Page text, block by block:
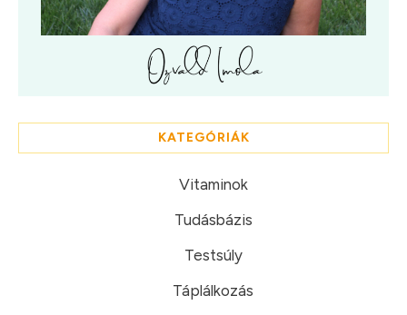
KATEGÓRIÁK
Vitaminok
Tudásbázis
Testsúly
Táplálkozás